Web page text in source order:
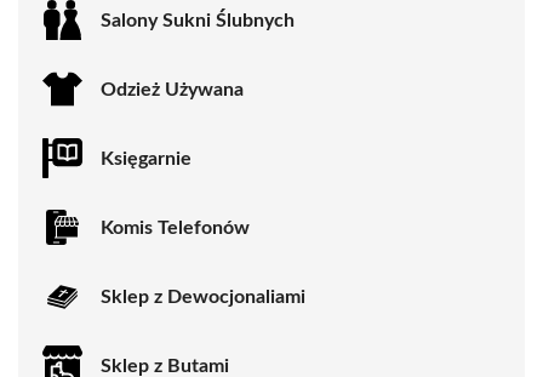
Salony Sukni Ślubnych
Odzież Używana
Księgarnie
Komis Telefonów
Sklep z Dewocjonaliami
Sklep z Butami